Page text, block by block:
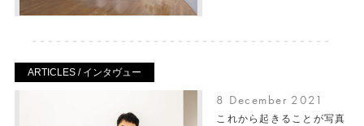
ARTICLES / インタヴュー
8 December 2021
これから起きることが写真